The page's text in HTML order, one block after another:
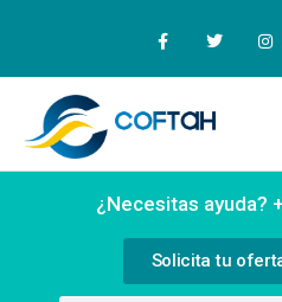
¿Necesitas ayuda?
Solicita tu